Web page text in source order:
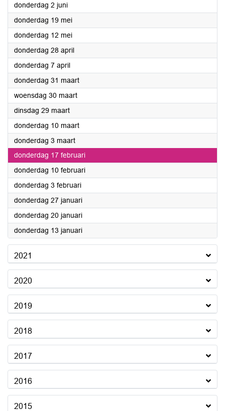
donderdag 2 juni2022
donderdag 19 mei2022
donderdag 12 mei2022
donderdag 28 april2022
donderdag 7 april2022
donderdag 31 maart2022
woensdag 30 maart2022
dinsdag 29 maart2022
donderdag 10 maart2022
donderdag 3 maart2022
donderdag 17 februari2022
donderdag 10 februari2022
donderdag 3 februari2022
donderdag 27 januari2022
donderdag 20 januari2022
donderdag 13 januari2022
2021
2020
2019
2018
2017
2016
2015